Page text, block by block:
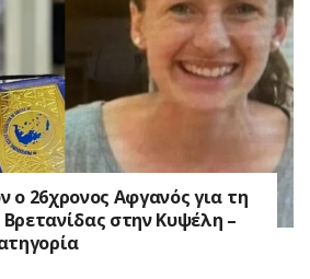
ο 26χρονος Αφγανός για τη
στην Κυψέλη –